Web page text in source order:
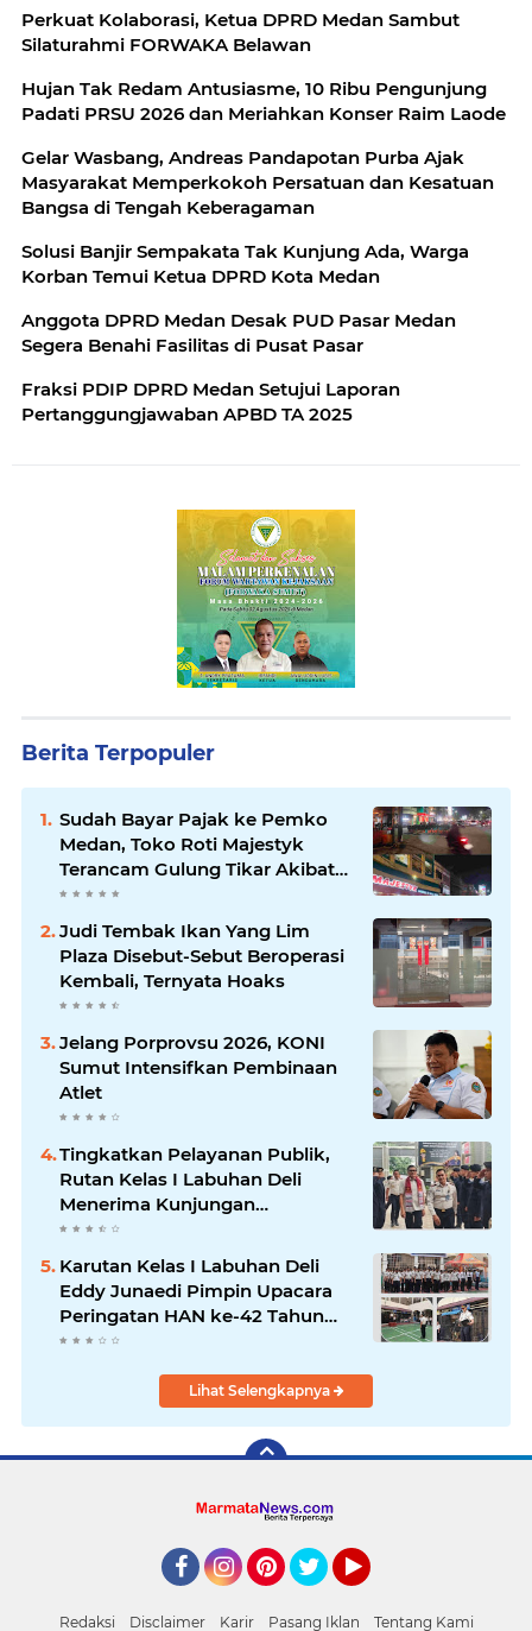
Perkuat Kolaborasi, Ketua DPRD Medan Sambut
Silaturahmi FORWAKA Belawan
Hujan Tak Redam Antusiasme, 10 Ribu Pengunjung
Padati PRSU 2026 dan Meriahkan Konser Raim Laode
Gelar Wasbang, Andreas Pandapotan Purba Ajak
Masyarakat Memperkokoh Persatuan dan Kesatuan
Bangsa di Tengah Keberagaman
Solusi Banjir Sempakata Tak Kunjung Ada, Warga
Korban Temui Ketua DPRD Kota Medan
Anggota DPRD Medan Desak PUD Pasar Medan
Segera Benahi Fasilitas di Pusat Pasar
Fraksi PDIP DPRD Medan Setujui Laporan
Pertanggungjawaban APBD TA 2025
Berita Terpopuler
Sudah Bayar Pajak ke Pemko
Medan, Toko Roti Majestyk
Terancam Gulung Tikar Akibat
Akses Jalan Ditutup Pedagang
Angkringan
Judi Tembak Ikan Yang Lim
Plaza Disebut-Sebut Beroperasi
Kembali, Ternyata Hoaks
Jelang Porprovsu 2026, KONI
Sumut Intensifkan Pembinaan
Atlet
Tingkatkan Pelayanan Publik,
Rutan Kelas I Labuhan Deli
Menerima Kunjungan
Rombongan Staf Khusus
Menteri Imipas
Karutan Kelas I Labuhan Deli
Eddy Junaedi Pimpin Upacara
Peringatan HAN ke-42 Tahun
2026
Lihat Selengkapnya
Redaksi Disclaimer Karir Pasang Iklan Tentang Kami